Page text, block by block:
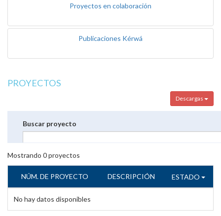
Proyectos en colaboración
Publicaciones Kérwá
PROYECTOS
Descargas
Buscar proyecto
Mostrando 0proyectos
NÚM. DE PROYECTO DESCRIPCIÓN ESTADO
No hay datos disponibles